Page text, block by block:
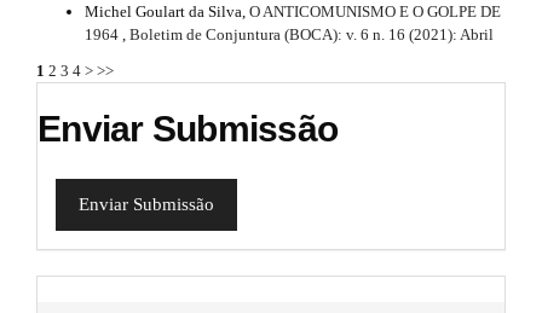
Michel Goulart da Silva, O ANTICOMUNISMO E O GOLPE DE
1964 , Boletim de Conjuntura (BOCA): v. 6 n. 16 (2021): Abril
1 2 3 4 > >>
Enviar Submissão
Enviar Submissão